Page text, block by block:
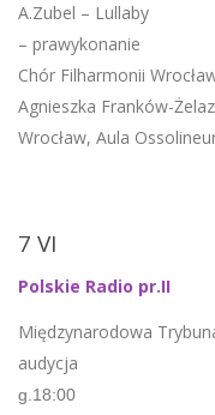
A.Zubel – Lullaby
– prawykonanie
Chór Filharmonii
Agnieszka Franków-
Wrocław, Aula
7 VI
Polskie Radio pr.II
Międzynarodowa
audycja
g.18:00